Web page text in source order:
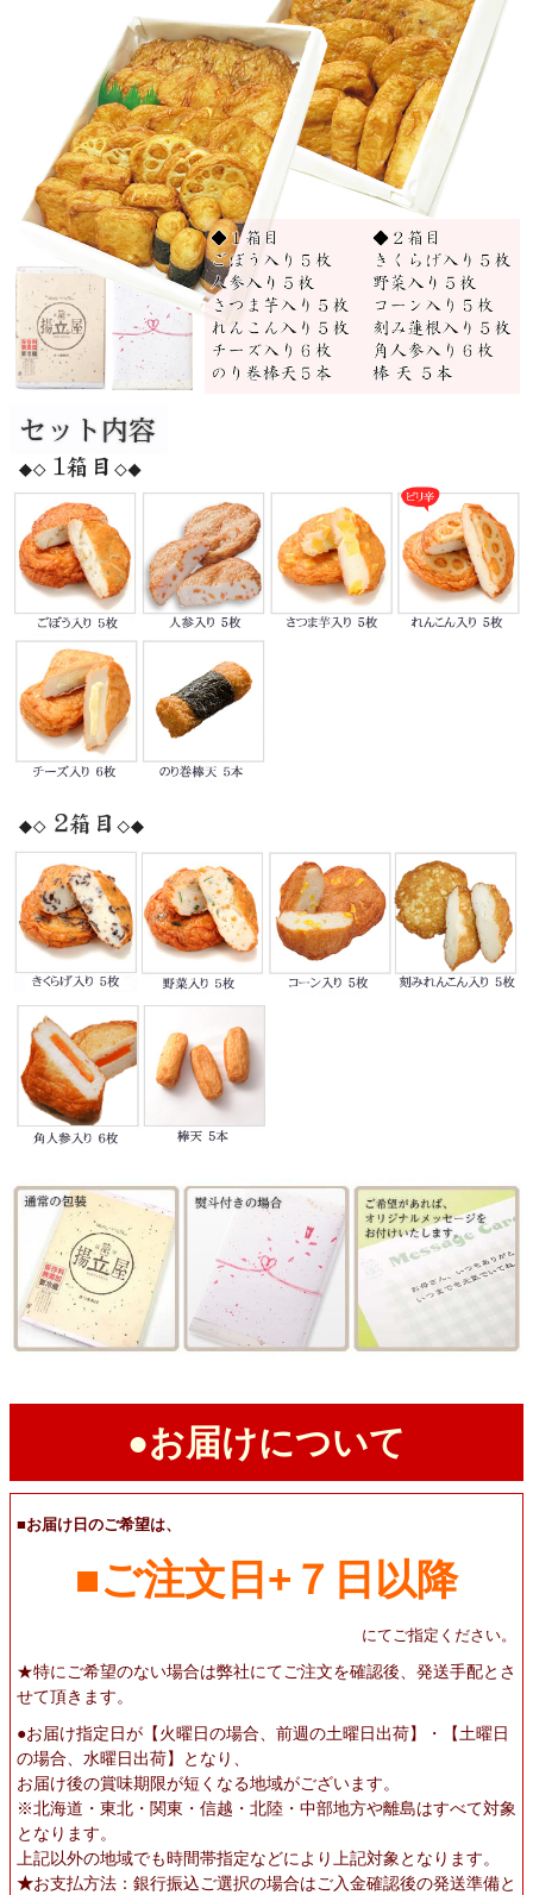
●お届けについて
■お届け日のご希望は、
■ご注文日+７日以降
にてご指定ください。
★特にご希望のない場合は弊社にてご注文を確認後、発送手配とさ
せて頂きます。
●お届け指定日が【火曜日の場合、前週の土曜日出荷】・【土曜日
の場合、水曜日出荷】となり、
お届け後の賞味期限が短くなる地域がございます。
※北海道・東北・関東・信越・北陸・中部地方や離島はすべて対象
となります。
上記以外の地域でも時間帯指定などにより上記対象となります。
★お支払方法：銀行振込ご選択の場合はご入金確認後の発送準備と